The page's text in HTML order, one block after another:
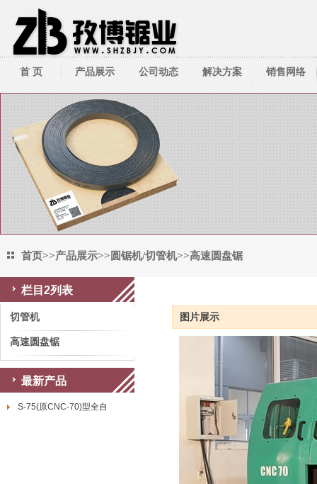
首 页 产品展示
带锯床系列
带锯条系列
圆锯机/切管机
其它周边产品
公司动态
公司新闻
行业新闻
解决方案
技术资料
销售网络
首页>>产品展示>> 圆锯机/切管机>>高速圆盘锯
高速圆盘锯
栏目2列表
切管机
高速圆盘锯
最新产品
S-75(原CNC-70)型全自
图片展示